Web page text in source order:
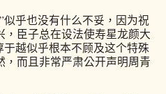
乎也没有什么不妥，因为祝
臣子总在设法使寿星龙颜大
越似乎根本不顾及这个特殊
而且非常严肃公开声明周青